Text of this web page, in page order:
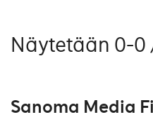
Näytetään 0-0
Sanoma Media